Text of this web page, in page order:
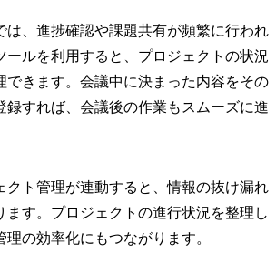
は、進捗確認や課題共有が頻繁に行われ
ールを利用すると、プロジェクトの状況
できます。会議中に決まった内容をその
録すれば、会議後の作業もスムーズに進
クト管理が連動すると、情報の抜け漏れ
ます。プロジェクトの進行状況を整理し
の効率化にもつながります。